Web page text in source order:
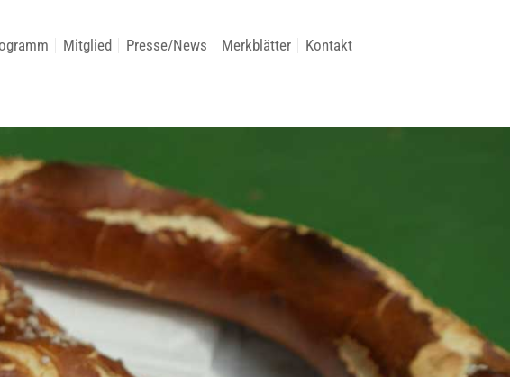
Mitglied Presse/News Merkblätter Kontakt